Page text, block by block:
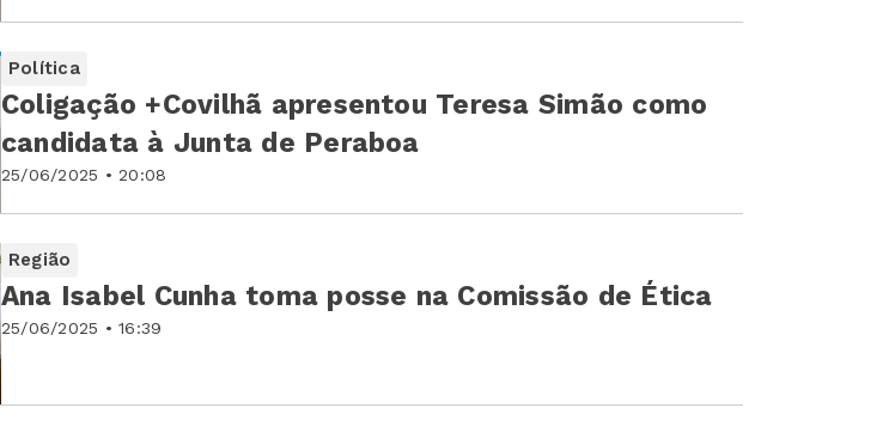
Política
25/06/2025 • 20:08
Coligação +Covilhã apresentou Teresa Simão como
candidata à Junta de Peraboa
Região
25/06/2025 • 16:39
Ana Isabel Cunha toma posse na Comissão de Ética